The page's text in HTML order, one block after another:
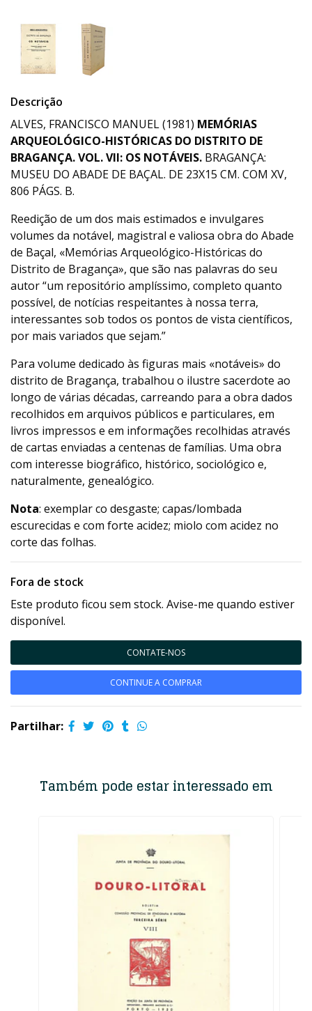
Descrição
ALVES, FRANCISCO MANUEL (1981) MEMÓRIAS
ARQUEOLÓGICO-HISTÓRICAS DO DISTRITO DE
BRAGANÇA. VOL. VII: OS NOTÁVEIS. BRAGANÇA:
MUSEU DO ABADE DE BAÇAL. DE 23X15 CM. COM XV,
806 PÁGS. B.
Reedição de um dos mais estimados e invulgares
volumes da notável, magistral e valiosa obra do Abade
de Baçal, «Memórias Arqueológico-Históricas do
Distrito de Bragança», que são nas palavras do seu
autor “um repositório amplíssimo, completo quanto
possível, de notícias respeitantes à nossa terra,
interessantes sob todos os pontos de vista científicos,
por mais variados que sejam.”
Para volume dedicado às figuras mais «notáveis» do
distrito de Bragança, trabalhou o ilustre sacerdote ao
longo de várias décadas, carreando para a obra dados
recolhidos em arquivos públicos e particulares, em
livros impressos e em informações recolhidas através
de cartas enviadas a centenas de famílias. Uma obra
com interesse biográfico, histórico, sociológico e,
naturalmente, genealógico.
Nota: exemplar co desgaste; capas/lombada
escurecidas e com forte acidez; miolo com acidez no
corte das folhas.
Fora de stock
Este produto ficou sem stock. Avise-me quando estiver
disponível.
CONTATE-NOS
CONTINUE A COMPRAR
Partilhar:
Também pode estar interessado em